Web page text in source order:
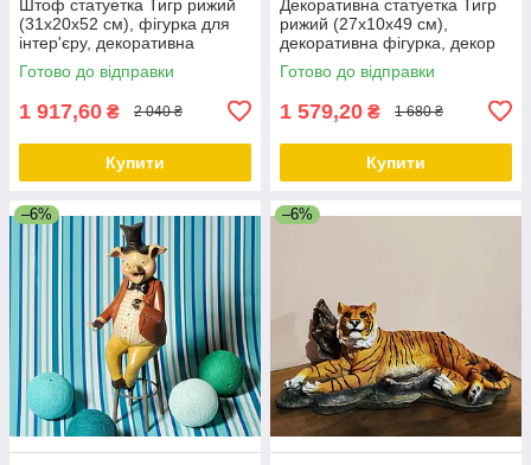
Штоф статуетка Тигр рижий
(31х20х52 см), фігурка для
інтер'єру, декоративна
статуетка для дому, офісу,
кафе
Готово до відправки
1 917,60 ₴ 2 040 ₴
Купити
Декоративна статуетка Тигр
рижий (27х10х49 см),
декоративна фігурка, декор
для дому, офісу, кафе
Готово до відправки
1 579,20 ₴ 1 680 ₴
Купити
–6% –6%